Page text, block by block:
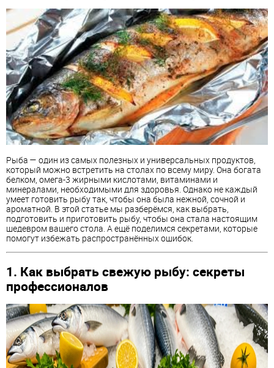
Рыба — один из самых полезных и универсальных продуктов,
который можно встретить на столах по всему миру. Она богата
белком, омега-3 жирными кислотами, витаминами и
минералами, необходимыми для здоровья. Однако не каждый
умеет готовить рыбу так, чтобы она была нежной, сочной и
ароматной. В этой статье мы разберёмся, как выбрать,
подготовить и приготовить рыбу, чтобы она стала настоящим
шедевром вашего стола. А ещё поделимся секретами, которые
помогут избежать распространённых ошибок.
1. Как выбрать свежую рыбу: секреты
профессионалов